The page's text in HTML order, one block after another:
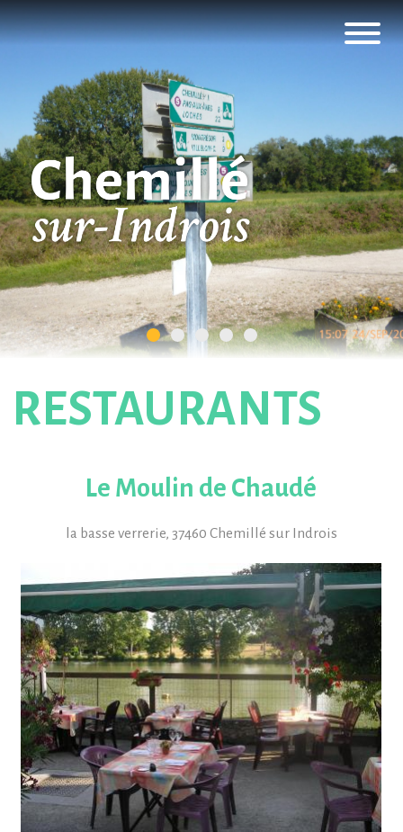
RESTAURANTS
Le Moulin de Chaudé
la basse verrerie, 37460 Chemillé sur Indrois
Panneau de gestion des cookies